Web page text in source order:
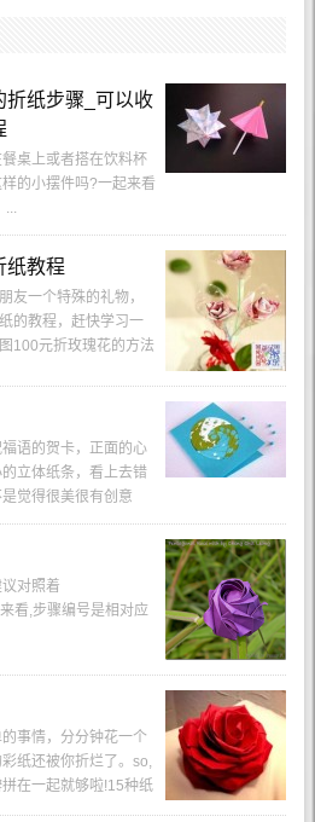
折纸步骤_可以收
桌上或者搭在饮料杯
的小摆件吗?一起来看
...
纸教程
友一个特殊的礼物，
的教程，赶快学习一
100元折玫瑰花的方法
语的贺卡，正面的心
立体纸条，看上去错
觉得很美很有创意
对照着
看,步骤编号是相对应
事情，分分钟花一个
纸还被你折烂了。so,
在一起就够啦!15种纸